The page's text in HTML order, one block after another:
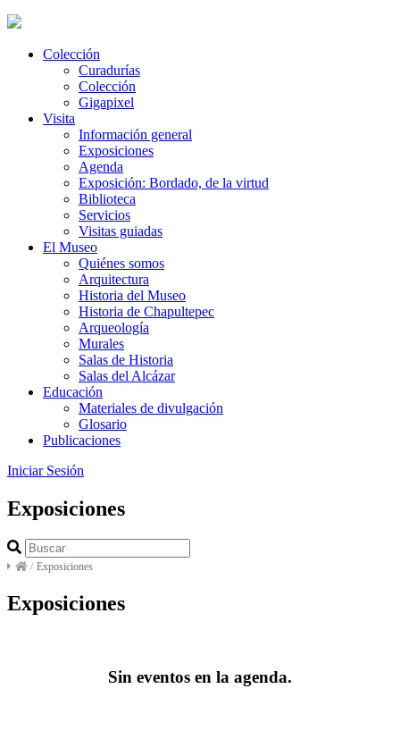
Colección
Curadurías
Colección
Gigapixel
Visita
Información general
Exposiciones
Agenda
Exposición: Bordado, de la virtud
Biblioteca
Servicios
Visitas guiadas
El Museo
Quiénes somos
Arquitectura
Historia del Museo
Historia de Chapultepec
Arqueología
Murales
Salas de Historia
Salas del Alcázar
Educación
Materiales de divulgación
Glosario
Publicaciones
Iniciar Sesión
Exposiciones
/ Exposiciones
Exposiciones
Sin eventos en la agenda.